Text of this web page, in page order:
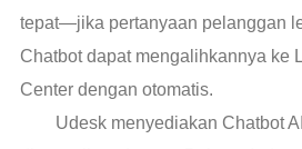
tepat—jika pertanyaan pelanggan
Chatbot dapat mengalihkannya ke
Center dengan otomatis.
Udesk menyediakan Chatbot